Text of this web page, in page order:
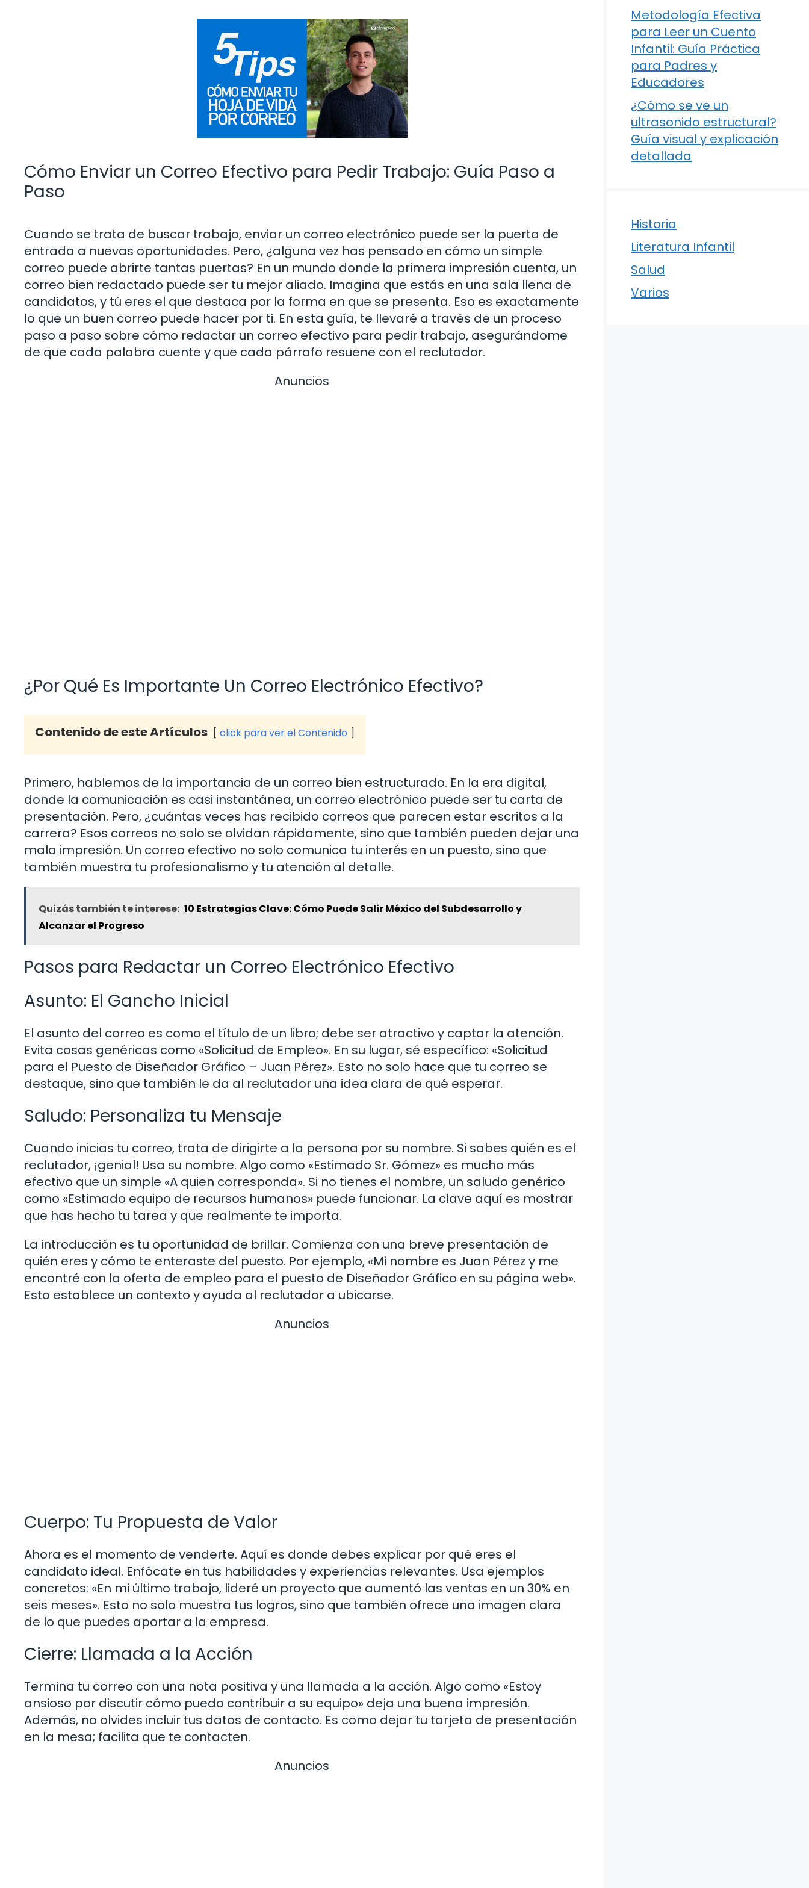
Cómo Enviar un Correo Efectivo para Pedir Trabajo: Guía Paso a
Paso
Cuando se trata de buscar trabajo, enviar un correo electrónico puede ser la puerta de
entrada a nuevas oportunidades. Pero, ¿alguna vez has pensado en cómo un simple
correo puede abrirte tantas puertas? En un mundo donde la primera impresión cuenta, un
correo bien redactado puede ser tu mejor aliado. Imagina que estás en una sala llena de
candidatos, y tú eres el que destaca por la forma en que se presenta. Eso es exactamente
lo que un buen correo puede hacer por ti. En esta guía, te llevaré a través de un proceso
paso a paso sobre cómo redactar un correo efectivo para pedir trabajo, asegurándome
de que cada palabra cuente y que cada párrafo resuene con el reclutador.
Anuncios
¿Por Qué Es Importante Un Correo Electrónico Efectivo?
Contenido de este Artículos click para ver el Contenido
Primero, hablemos de la importancia de un correo bien estructurado. En la era digital,
donde la comunicación es casi instantánea, un correo electrónico puede ser tu carta de
presentación. Pero, ¿cuántas veces has recibido correos que parecen estar escritos a la
carrera? Esos correos no solo se olvidan rápidamente, sino que también pueden dejar una
mala impresión. Un correo efectivo no solo comunica tu interés en un puesto, sino que
también muestra tu profesionalismo y tu atención al detalle.
Quizás también te interese: 10 Estrategias Clave: Cómo Puede Salir México del Subdesarrollo y
Alcanzar el Progreso
Pasos para Redactar un Correo Electrónico Efectivo
Asunto: El Gancho Inicial
El asunto del correo es como el título de un libro; debe ser atractivo y captar la atención.
Evita cosas genéricas como «Solicitud de Empleo». En su lugar, sé específico: «Solicitud
para el Puesto de Diseñador Gráfico – Juan Pérez». Esto no solo hace que tu correo se
destaque, sino que también le da al reclutador una idea clara de qué esperar.
Saludo: Personaliza tu Mensaje
Cuando inicias tu correo, trata de dirigirte a la persona por su nombre. Si sabes quién es el
reclutador, ¡genial! Usa su nombre. Algo como «Estimado Sr. Gómez» es mucho más
efectivo que un simple «A quien corresponda». Si no tienes el nombre, un saludo genérico
como «Estimado equipo de recursos humanos» puede funcionar. La clave aquí es mostrar
que has hecho tu tarea y que realmente te importa.
La introducción es tu oportunidad de brillar. Comienza con una breve presentación de
quién eres y cómo te enteraste del puesto. Por ejemplo, «Mi nombre es Juan Pérez y me
encontré con la oferta de empleo para el puesto de Diseñador Gráfico en su página web».
Esto establece un contexto y ayuda al reclutador a ubicarse.
Anuncios
Cuerpo: Tu Propuesta de Valor
Ahora es el momento de venderte. Aquí es donde debes explicar por qué eres el
candidato ideal. Enfócate en tus habilidades y experiencias relevantes. Usa ejemplos
concretos: «En mi último trabajo, lideré un proyecto que aumentó las ventas en un 30% en
seis meses». Esto no solo muestra tus logros, sino que también ofrece una imagen clara
de lo que puedes aportar a la empresa.
Cierre: Llamada a la Acción
Termina tu correo con una nota positiva y una llamada a la acción. Algo como «Estoy
ansioso por discutir cómo puedo contribuir a su equipo» deja una buena impresión.
Además, no olvides incluir tus datos de contacto. Es como dejar tu tarjeta de presentación
en la mesa; facilita que te contacten.
Anuncios
Metodología Efectiva
para Leer un Cuento
Infantil: Guía Práctica
para Padres y
Educadores
¿Cómo se ve un
ultrasonido estructural?
Guía visual y explicación
detallada
Historia
Literatura Infantil
Salud
Varios